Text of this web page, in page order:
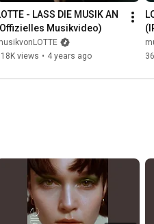
- LASS DIE MUSIK AN
Musikvideo)
views • 4 years ago